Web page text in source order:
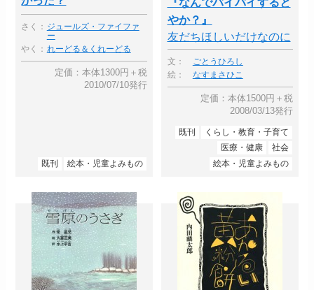
さく： ジュールズ・ファイファ
ー
やく： れーどる＆くれーどる
定価：本体1300円＋税
2010/07/10発行
既刊 絵本・児童よみもの
やか？』
友だちほしいだけなのに
文：
ごとうひろし
絵：
なすまさひこ
定価：本体1500円＋税
2008/03/13発行
既刊
くらし・教育・子育て
医療・健康
社会
絵本・児童よみもの